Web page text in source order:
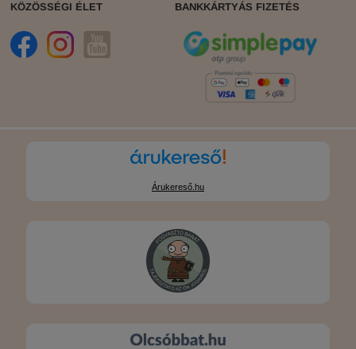
KÖZÖSSÉGI ÉLET BANKKÁRTYÁS FIZETÉS
Árukereső.hu